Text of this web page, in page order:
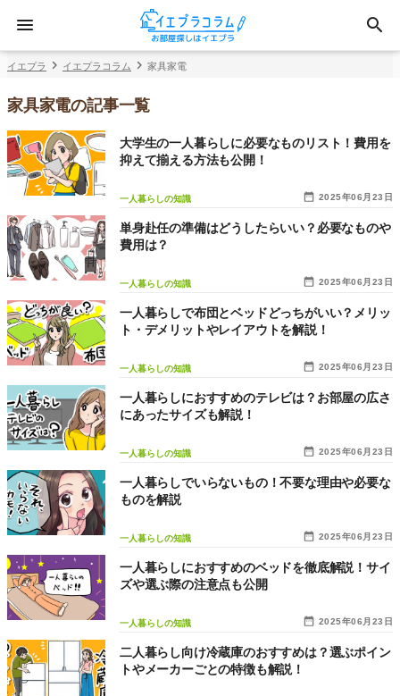
イエプラ イエプラコラム 家具家電
家具家電の記事一覧
2025年06月23日
一人暮らしの知識
大学生の一人暮らしに必要なものリスト！費用を
抑えて揃える方法も公開！
2025年06月23日
一人暮らしの知識
単身赴任の準備はどうしたらいい？必要なものや
費用は？
2025年06月23日
一人暮らしの知識
一人暮らしで布団とベッドどっちがいい？メリッ
ト・デメリットやレイアウトを解説！
2025年06月23日
一人暮らしの知識
一人暮らしにおすすめのテレビは？お部屋の広さ
にあったサイズも解説！
2025年06月23日
一人暮らしの知識
一人暮らしでいらないもの！不要な理由や必要な
ものを解説
2025年06月23日
一人暮らしの知識
一人暮らしにおすすめのベッドを徹底解説！サイ
ズや選ぶ際の注意点も公開
二人暮らし向け冷蔵庫のおすすめは？選ぶポイン
トやメーカーごとの特徴も解説！